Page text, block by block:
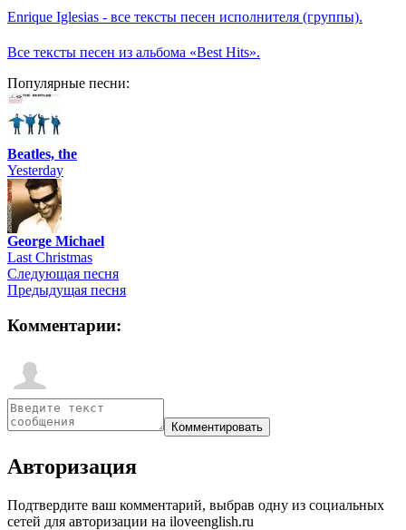
Enrique Iglesias - все тексты песен исполнителя (группы).
Все тексты песен из альбома «Best Hits».
Популярные песни:
Beatles, the
Yesterday
George Michael
Last Christmas
Следующая песня
Предыдущая песня
Комментарии:
Авторизация
Подтвердите ваш комментарий, выбрав одну из социальных
сетей для авторизации на iloveenglish.ru